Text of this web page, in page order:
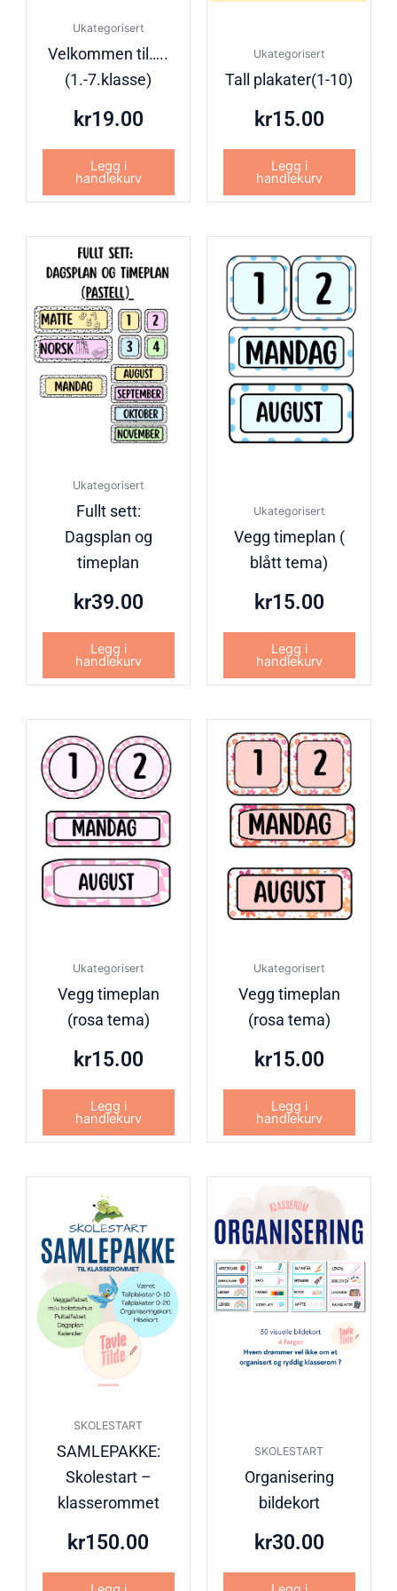
Ukategorisert
Velkommen til…..
(1.-7.klasse)
kr19.00
Legg i
handlekurv
Ukategorisert
Tall plakater(1-10)
kr15.00
Legg i
handlekurv
Ukategorisert
Fullt sett:
Dagsplan og
timeplan
kr39.00
Legg i
handlekurv
Ukategorisert
Vegg timeplan (
blått tema)
kr15.00
Legg i
handlekurv
Ukategorisert
Vegg timeplan
(rosa tema)
kr15.00
Legg i
handlekurv
Ukategorisert
Vegg timeplan
(rosa tema)
kr15.00
Legg i
handlekurv
SKOLESTART
SAMLEPAKKE:
Skolestart –
klasserommet
kr150.00
SKOLESTART
Organisering
bildekort
kr30.00